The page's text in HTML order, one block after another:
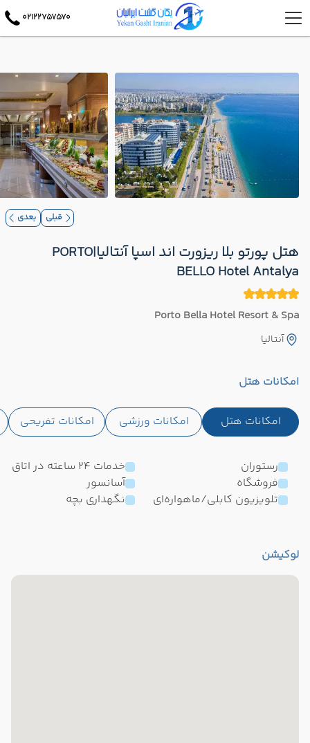
02122757570
قبلی بعدی
هتل پورتو بلا ریزورت اند اسپا آنتالیا|PORTO
BELLO Hotel Antalya
Porto Bella Hotel Resort & Spa
آنتالیا
امکانات هتل
امکانات هتل امکانات ورزشی امکانات تفریحی
رستوران
فروشگاه
تلویزیون کابلی/ماهواره‌ای
خدمات 24 ساعته در اتاق
آسانسور
نگهداری بچه
لوکیشن